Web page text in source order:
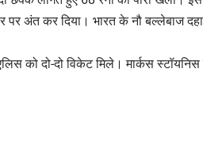
अंत कर दिया। भारत के नौ बल्लेबाज
को दो-दो विकेट मिले। मार्कस स्टॉयनिस